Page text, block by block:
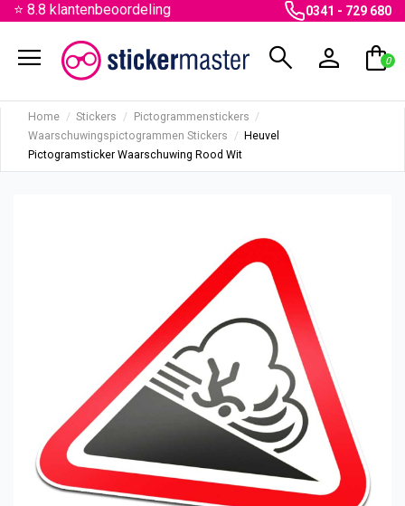
⭐ 8.8 klantenbeoordeling 0341 - 729 680
menu search person shopping_bag
0
Home Stickers
Pictogrammenstickers
Waarschuwingspictogrammen Stickers
Heuvel
Pictogramsticker Waarschuwing Rood Wit